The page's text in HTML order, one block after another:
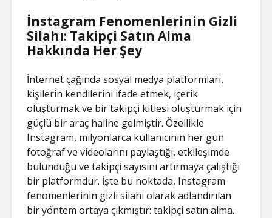
İnstagram Fenomenlerinin Gizli
Silahı: Takipçi Satın Alma
Hakkında Her Şey
İnternet çağında sosyal medya platformları,
kişilerin kendilerini ifade etmek, içerik
oluşturmak ve bir takipçi kitlesi oluşturmak için
güçlü bir araç haline gelmiştir. Özellikle
Instagram, milyonlarca kullanıcının her gün
fotoğraf ve videolarını paylaştığı, etkileşimde
bulunduğu ve takipçi sayısını artırmaya çalıştığı
bir platformdur. İşte bu noktada, Instagram
fenomenlerinin gizli silahı olarak adlandırılan
bir yöntem ortaya çıkmıştır: takipçi satın alma.